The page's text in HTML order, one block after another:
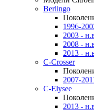
Berlingo
1996-
2003 -
2008 -
2013 -
C-Crosser
2007-
C-Elysee
2013 -